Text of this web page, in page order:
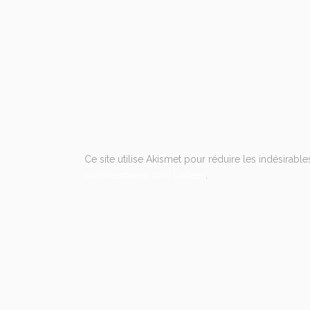
Ce site utilise Akismet pour réduire les